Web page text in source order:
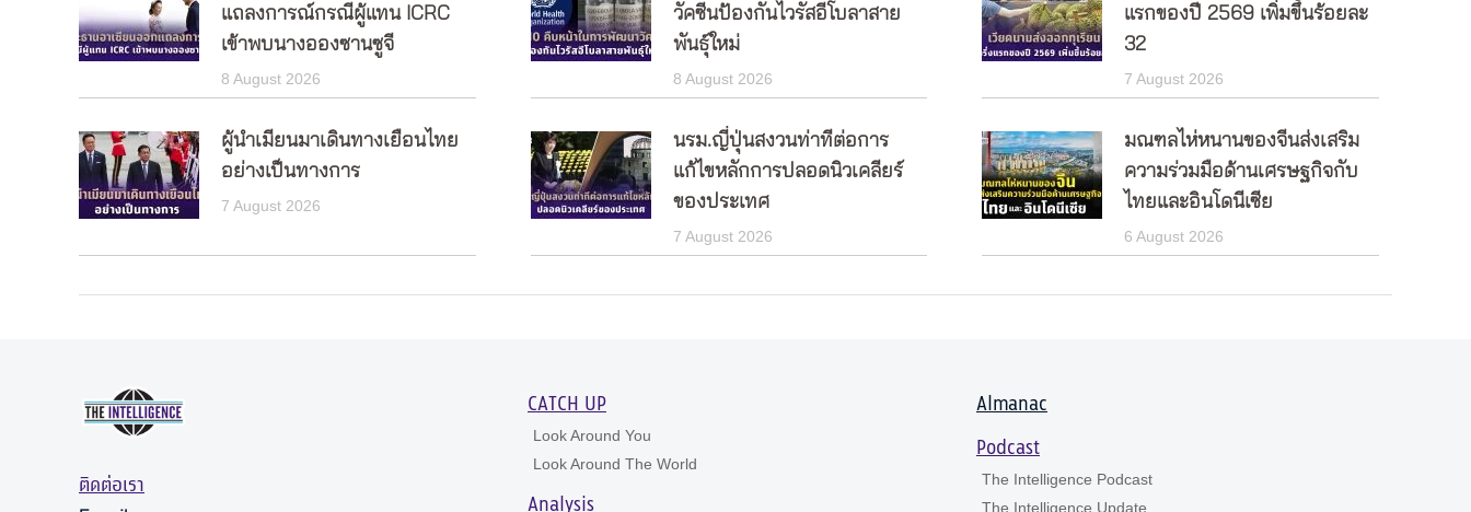
แถลงการณ์กรณีผู้แทน ICRC
เข้าพบนางอองซานซูจี
8 August 2026
วัคซีนป้องกันไวรัสอีโบลาสาย
พันธุ์ใหม่
8 August 2026
แรกของปี 2569 เพิ่มขึ้นร้อยละ
32
7 August 2026
ผู้นำเมียนมาเดินทางเยือนไทย
อย่างเป็นทางการ
7 August 2026
นรม.ญี่ปุ่นสงวนท่าทีต่อการ
แก้ไขหลักการปลอดนิวเคลียร์
ของประเทศ
7 August 2026
มณฑลไห่หนานของจีนส่งเสริม
ความร่วมมือด้านเศรษฐกิจกับ
ไทยและอินโดนีเซีย
6 August 2026
ติดต่อเรา
CATCH UP
Look Around You
Look Around The World
Analysis
Almanac
Podcast
The Intelligence Podcast
The Intelligence Update